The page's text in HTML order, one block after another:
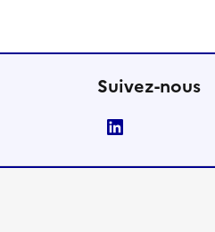
Suivez-nous